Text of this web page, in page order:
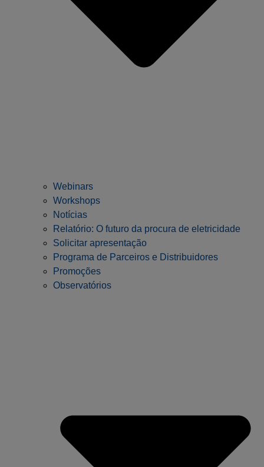
Webinars
Workshops
Notícias
Relatório: O futuro da procura de eletricidade
Solicitar apresentação
Programa de Parceiros e Distribuidores
Promoções
Observatórios